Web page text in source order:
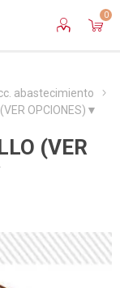
0
abastecimiento
OPCIONES)▼
(VER